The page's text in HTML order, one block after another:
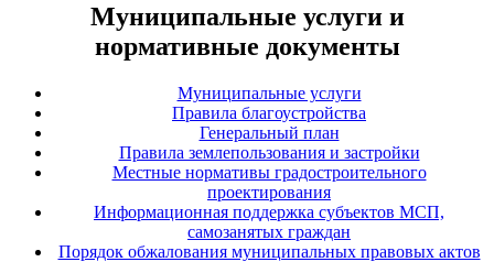
Муниципальные услуги и
нормативные документы
Муниципальные услуги
Правила благоустройства
Генеральный план
Правила землепользования и застройки
Местные нормативы градостроительного
проектирования
Информационная поддержка субъектов МСП,
самозанятых граждан
Порядок обжалования муниципальных правовых актов